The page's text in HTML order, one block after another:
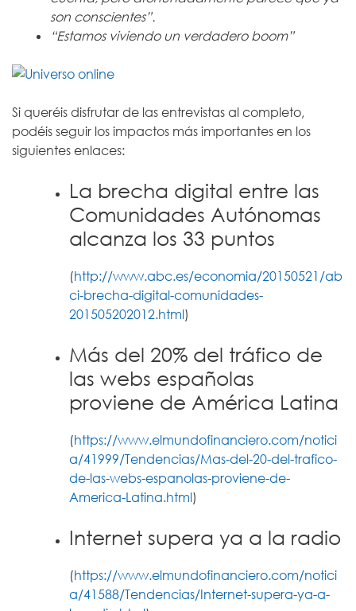
son conscientes”.
“Estamos viviendo un verdadero boom”
Si queréis disfrutar de las entrevistas al completo,
podéis seguir los impactos más importantes en los
siguientes enlaces:
La brecha digital entre las
Comunidades Autónomas
alcanza los 33 puntos
(http://www.abc.es/economia/20150521/ab
ci-brecha-digital-comunidades-
201505202012.html)
Más del 20% del tráfico de
las webs españolas
proviene de América Latina
(https://www.elmundofinanciero.com/notici
a/41999/Tendencias/Mas-del-20-del-trafico-
de-las-webs-espanolas-proviene-de-
America-Latina.html)
Internet supera ya a la radio
(https://www.elmundofinanciero.com/notici
a/41588/Tendencias/Internet-supera-ya-a-